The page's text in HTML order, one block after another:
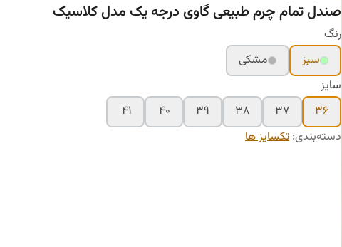
صندل تمام چرم طبیعی گاوی درجه یک مدل کلاسیک
رنگ
سبز
مشکی
سایز
۳۶
۳۷ ۳۸ ۳۹ ۴۰
۴۱
دسته‌بندی: تکسایز ها